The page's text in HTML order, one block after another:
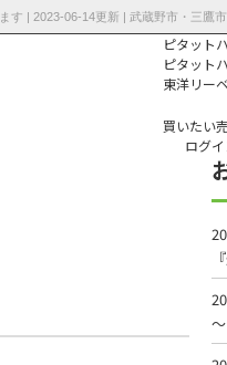
す | 2023-06-14更新 | 武蔵野市・三鷹
ピタット
ピタット
東洋リー
買いたい
ログ